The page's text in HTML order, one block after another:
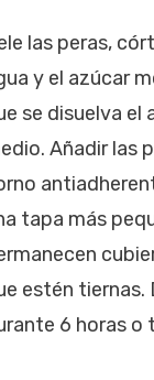
las peras,
y el azúcar
se disuelva el
Añadir las
tapa más
estén tiernas.
6 horas o